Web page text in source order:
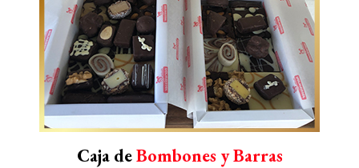
Caja deBombones y Barras